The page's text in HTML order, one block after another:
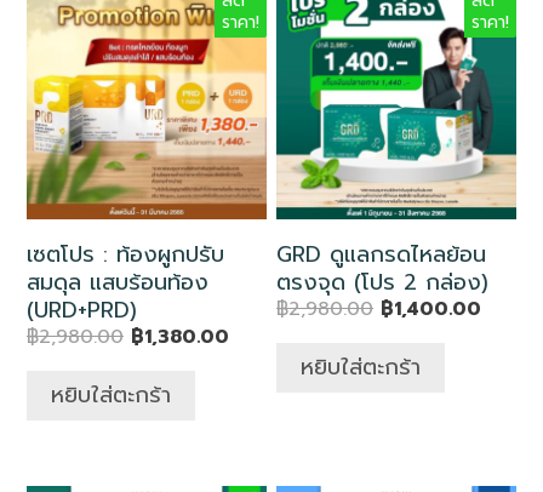
ราคา!
เซตโปร : ท้องผูกปรับ
สมดุล แสบร้อนท้อง
(URD+PRD)
฿2,980.00 ฿1,380.00
หยิบใส่ตะกร้า
ราคา!
GRD ดูแลกรดไหลย้อน
ตรงจุด (โปร 2 กล่อง)
฿2,980.00 ฿1,400.00
หยิบใส่ตะกร้า